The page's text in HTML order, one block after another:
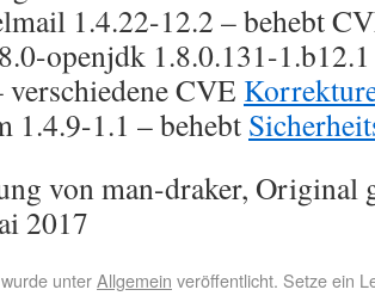
1.4.22-12.2 – behebt
openjdk 1.8.0.131-
verschiedene CVE
1.4.9-1.1 – behebt
von man-draker, Original
2017
unterAllgemein veröffentlicht. Setze ein